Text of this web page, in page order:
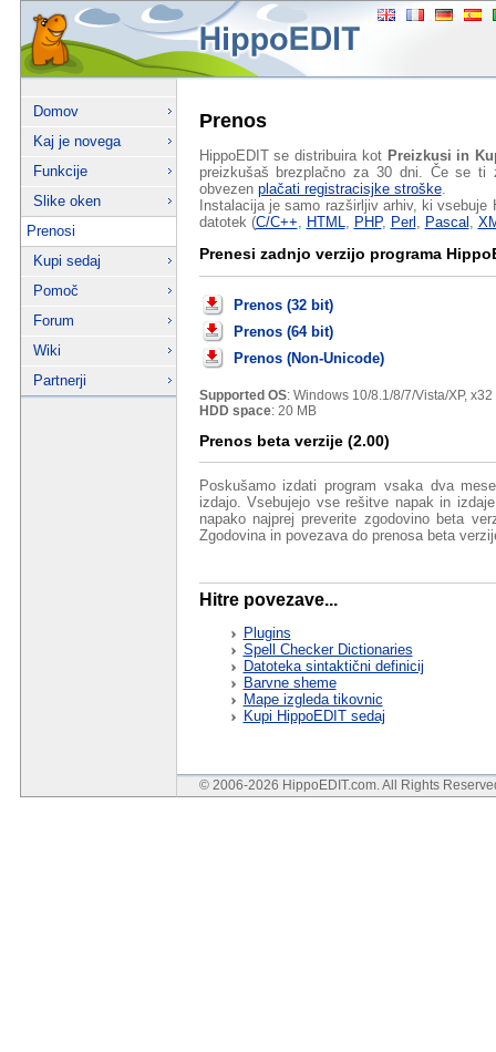
Domov
Kaj je novega
Funkcije
Slike oken
Prenosi
Kupi sedaj
Pomoč
Forum
Wiki
Partnerji
Prenos
HippoEDIT se distribuira kot Preizkusi in
preizkušaš brezplačno za 30 dni. Če se
obvezen plačati registracisjke stroške.
Instalacija je samo razširljiv arhiv, ki
datotek (C/C++, HTML, PHP, Perl , Pascal ,
Prenesi zadnjo verzijo programa
Prenos (32 bit)
Prenos (64 bit)
Prenos (Non-Unicode)
Supported OS: Windows 10/8.1/8/7/Vista/XP,
HDD space: 20 MB
Prenos beta verzije (2.00)
Poskušamo izdati program vsaka dva
izdajo. Vsebujejo vse rešitve napak in
napako najprej preverite zgodovino beta
Zgodovina in povezava do prenosa beta
Hitre povezave...
Plugins
Spell Checker Dictionaries
Datoteka sintaktični definicij
Barvne sheme
Mape izgleda tikovnic
Kupi HippoEDIT sedaj
© 2006-2026 HippoEDIT.com. All Rights